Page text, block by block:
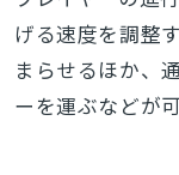
げる速度を調整
まらせるほか、
ーを運ぶなどが可